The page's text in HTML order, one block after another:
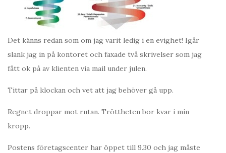
Det känns redan som om jag varit ledig i en evighet! Igår
slank jag in på kontoret och faxade två skrivelser som jag
fått ok på av klienten via mail under julen.
Tittar på klockan och vet att jag behöver gå upp.
Regnet droppar mot rutan. Tröttheten bor kvar i min
kropp.
Postens företagscenter har öppet till 9.30 och jag måste